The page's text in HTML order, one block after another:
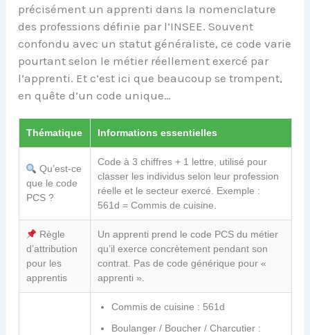
précisément un apprenti dans la nomenclature
des professions définie par l’INSEE. Souvent
confondu avec un statut généraliste, ce code varie
pourtant selon le métier réellement exercé par
l’apprenti. Et c’est ici que beaucoup se trompent,
en quête d’un code unique…
Thématique Informations essentielles
Qu’est-ce
que le code
PCS ?
Code à 3 chiffres + 1 lettre, utilisé pour
classer les individus selon leur profession
réelle et le secteur exercé. Exemple :
561d = Commis de cuisine.
Règle
d’attribution
pour les
apprentis
Un apprenti prend le code PCS du métier
qu’il exerce concrètement pendant son
contrat. Pas de code générique pour «
apprenti ».
Commis de cuisine : 561d
Boulanger / Boucher / Charcutier :